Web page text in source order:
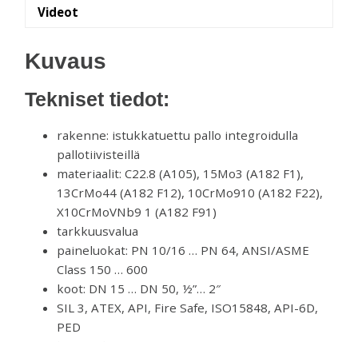
Videot
Kuvaus
Tekniset tiedot:
rakenne: istukkatuettu pallo integroidulla
pallotiivisteillä
materiaalit: C22.8 (A105), 15Mo3 (A182 F1),
13CrMo44 (A182 F12), 10CrMo910 (A182 F22),
X10CrMoVNb9 1 (A182 F91)
tarkkuusvalua
paineluokat: PN 10/16 … PN 64, ANSI/ASME
Class 150 … 600
koot: DN 15 … DN 50, ½”… 2″
SIL 3, ATEX, API, Fire Safe, ISO15848, API-6D,
PED